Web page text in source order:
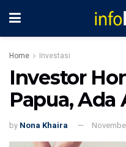
Home Investasi
Investor
Papua, Ada
by Nona Khaira